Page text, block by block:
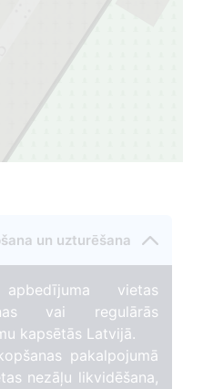
un uzturēšana
vietas
vai regulārās
kapsētās Latvijā.
pakalpojumā
nezāļu likvidēšana,